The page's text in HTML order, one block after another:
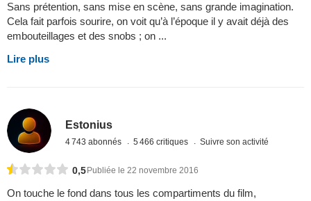
Sans prétention, sans mise en scène, sans grande imagination.
Cela fait parfois sourire, on voit qu’à l’époque il y avait déjà des
embouteillages et des snobs ; on ...
Lire plus
Estonius
4 743 abonnés 5 466 critiques Suivre son activité
0,5 Publiée le 22 novembre 2016
On touche le fond dans tous les compartiments du film,